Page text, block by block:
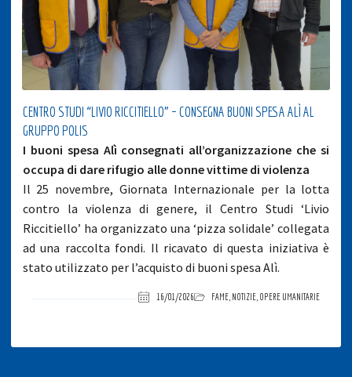
CENTRO STUDI “LIVIO RICCITIELLO” – CONSEGNA BUONI SPESA ALÌ AL
GRUPPO POLIS
I buoni spesa Alì consegnati all’organizzazione che si
occupa di dare rifugio alle donne vittime di violenza
Il 25 novembre, Giornata Internazionale per la lotta
contro la violenza di genere, il Centro Studi ‘Livio
Riccitiello’ ha organizzato una ‘pizza solidale’ collegata
ad una raccolta fondi. Il ricavato di questa iniziativa è
stato utilizzato per l’acquisto di buoni spesa Alì.
16/01/2026 FAME NOTIZIE OPERE UMANITARIE